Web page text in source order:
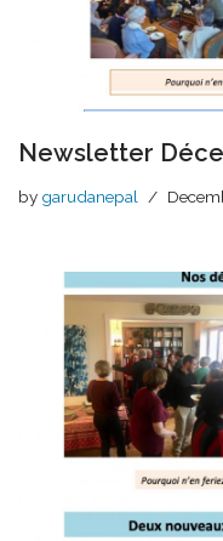
Newsletter
by garudanepal